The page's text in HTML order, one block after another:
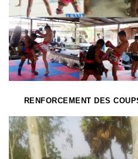
RENFORCEMENT DES